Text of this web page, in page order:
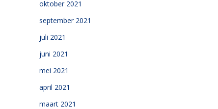
oktober 2021
september 2021
juli 2021
juni 2021
mei 2021
april 2021
maart 2021